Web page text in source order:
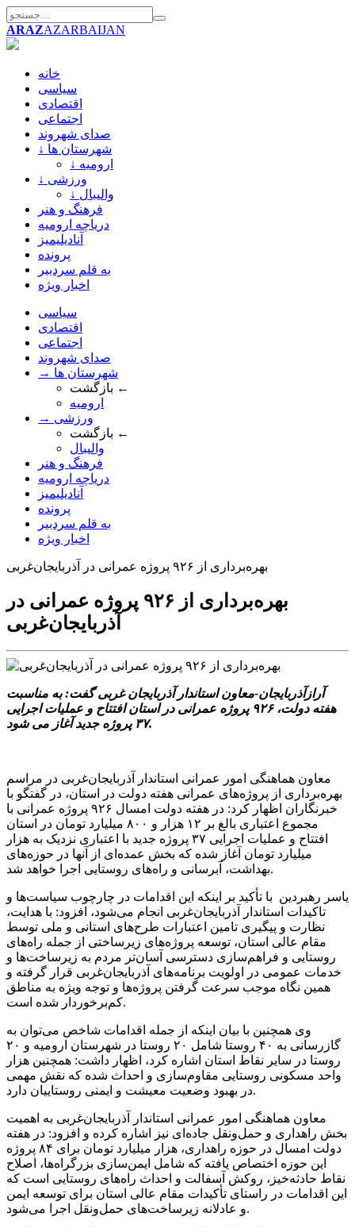
ARAZAZARBAIJAN
خانه
سیاسی
اقتصادی
اجتماعی
صدای شهروند
↓ شهرستان ها
↓ ارومیه
↓ ورزشی
↓ والیبال
فرهنگ و هنر
دریاچه ارومیه
آنادیلیمیز
پرونده
به قلم سردبیر
اخبار ویژه
سیاسی
اقتصادی
اجتماعی
صدای شهروند
→ شهرستان ها
بازگشت ←
ارومیه
→ ورزشی
بازگشت ←
والیبال
فرهنگ و هنر
دریاچه ارومیه
آنادیلیمیز
پرونده
به قلم سردبیر
اخبار ویژه
بهره‌برداری از ۹۲۶ پروژه عمرانی در آذربایجان‌غربی
بهره‌برداری از ۹۲۶ پروژه عمرانی در
آذربایجان‌غربی
آرازآذربایجان-معاون استاندار آذربایجان غربی گفت: به مناسبت
هفته دولت،۹۲۶ پروژه عمرانی در استان افتتاح و عملیات اجرایی
۳۷ پروژه جدید آغاز می شود .
معاون هماهنگی امور عمرانی استاندار آذربایجان‌غربی در مراسم
بهره‌برداری از پروژه‌های عمرانی هفته دولت در استان، در گفتگو با
خبرنگاران اظهار کرد: در هفته دولت امسال ۹۲۶ پروژه عمرانی با
مجموع اعتباری بالغ بر ۱۲ هزار و ۸۰۰ میلیارد تومان در استان
افتتاح و عملیات اجرایی ۳۷ پروژه جدید با اعتباری نزدیک به هزار
میلیارد تومان آغاز شده که بخش عمده‌ای از آنها در حوزه‌های
بهداشت، آبرسانی و راه‌های روستایی اجرا خواهد شد.
یاسر رهبردین با تأکید بر اینکه این اقدامات در چارچوب سیاست‌ها و
تاکیدات استاندار آذربایجان‌غربی انجام می‌شود، افزود: با هدایت،
نظارت و پیگیری تامین اعتبارات طرح‌های استانی و ملی توسط
مقام عالی استان، توسعه پروژه‌های زیرساختی از جمله راه‌های
روستایی و فراهم‌سازی دسترسی آسان‌تر مردم به زیرساخت‌ها و
خدمات عمومی در اولویت برنامه‌های آذربایجان‌غربی قرار گرفته و
همین نگاه موجب سرعت گرفتن پروژه‌ها و توجه ویژه به مناطق
کم‌برخوردار شده است.
وی همچنین با بیان اینکه از جمله اقدامات شاخص می‌توان به
گازرسانی به ۴۰ روستا شامل ۲۰ روستا در شهرستان ارومیه و ۲۰
روستا در سایر نقاط استان اشاره کرد، اظهار داشت: همچنین هزار
واحد مسکونی روستایی مقاوم‌سازی و احداث شده که نقش مهمی
در بهبود وضعیت معیشت و ایمنی روستاییان دارد.
معاون هماهنگی امور عمرانی استاندار آذربایجان‌غربی به اهمیت
بخش راهداری و حمل‌ونقل جاده‌ای نیز اشاره کرده و افزود: در هفته
دولت امسال در حوزه راهداری، هزار میلیارد تومان برای ۸۴ پروژه
این حوزه اختصاص یافته که شامل ایمن‌سازی بزرگراه‌ها، اصلاح
نقاط حادثه‌خیز، روکش آسفالت و احداث راه‌های روستایی است که
این اقدامات در راستای تأکیدات مقام عالی استان برای توسعه ایمن
و عادلانه زیرساخت‌های حمل‌ونقل اجرا می‌شود.